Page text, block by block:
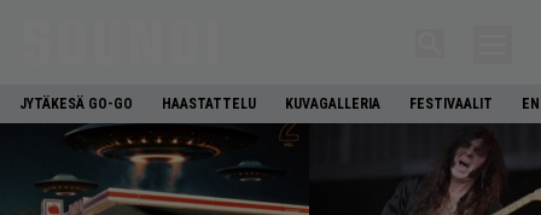
JYTÄKESÄ GO-GO HAASTATTELU KUVAGALLERIA FESTIVAALIT